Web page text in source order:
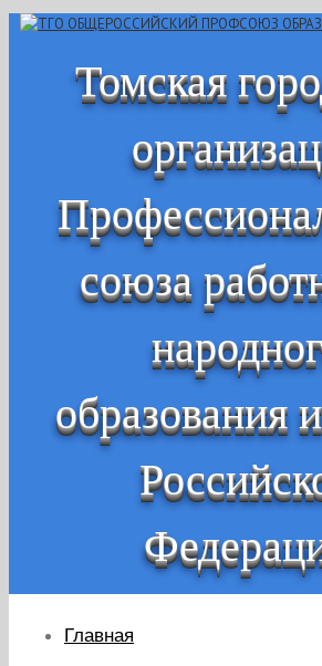
Томская
союза
образования
Главная